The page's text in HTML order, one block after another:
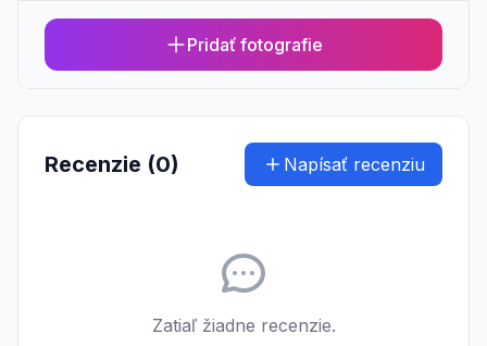
Pridať fotografie
Recenzie (0) Napísať recenziu
Zatiaľ žiadne recenzie.